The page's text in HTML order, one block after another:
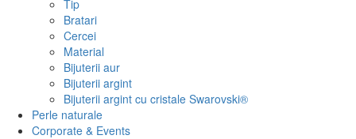
Tip
Bratari
Cercei
Material
Bijuterii aur
Bijuterii argint
Bijuterii argint cu cristale Swarovski®
Perle naturale
Corporate & Events